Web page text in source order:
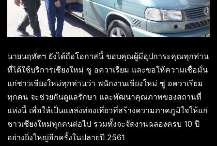
นายนฤทัตฯ ยังได้ถือโอกาสนี้ ขอบคุณผู้มีอุปการะคุณทุกท่าน
ที่ได้ใช้บริการเชียงใหม่ ซู อควาเรียม และขอให้ความเชื่อมั่น
แก่ชาวเชียงใหม่ทุกท่านว่า พนักงานเชียงใหม่ ซู อควาเรียม
ทุกคน จะช่วยกันดูแลรักษา และพัฒนาคุณภาพของสถานที่
แห่งนี้ เพื่อให้เป็นแหล่งท่องเที่ยวที่สร้างความภาคภูมิใจให้แก่
ชาวเชียงใหม่ทุกคนต่อไป รวมทั้งจะจัดงานฉลองครบ 10 ปี
อย่างยิ่งใหญ่อีกครั้งในปลายปี 2561